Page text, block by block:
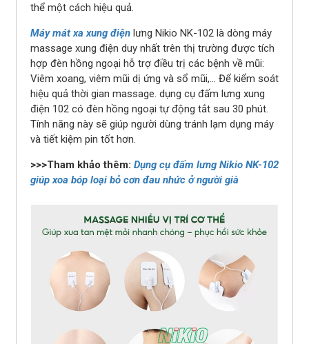
thể một cách hiệu quả.
Máy mát xa xung điện lưng Nikio NK-102 là dòng máy
massage xung điện duy nhất trên thị trường được tích
hợp đèn hồng ngoại hỗ trợ điều trị các bệnh về mũi:
Viêm xoang, viêm mũi dị ứng và sổ mũi,... Để kiểm soát
hiệu quả thời gian massage. dụng cụ đấm lưng xung
điện 102 có đèn hồng ngoại tự động tắt sau 30 phút.
Tính năng này sẽ giúp người dùng tránh lạm dụng máy
và tiết kiệm pin tốt hơn.
>>>Tham khảo thêm: Dụng cụ đấm lưng Nikio NK-102
giúp xoa bóp loại bỏ cơn đau nhức ở người già